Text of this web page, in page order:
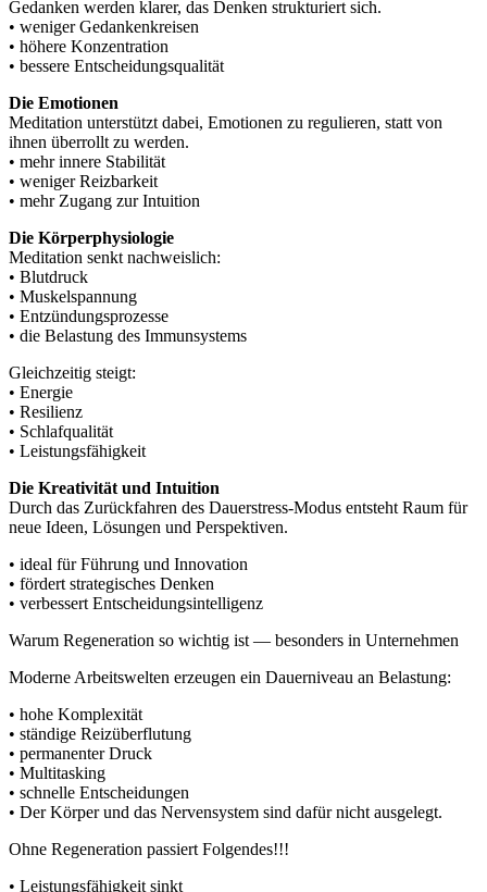
Gedanken werden klarer, das Denken strukturiert sich.
• weniger Gedankenkreisen
• höhere Konzentration
• bessere Entscheidungsqualität
Die Emotionen
Meditation unterstützt dabei, Emotionen zu regulieren, statt von
ihnen überrollt zu werden.
• mehr innere Stabilität
• weniger Reizbarkeit
• mehr Zugang zur Intuition
Die Körperphysiologie
Meditation senkt nachweislich:
• Blutdruck
• Muskelspannung
• Entzündungsprozesse
• die Belastung des Immunsystems
Gleichzeitig steigt:
• Energie
• Resilienz
• Schlafqualität
• Leistungsfähigkeit
Die Kreativität und Intuition
Durch das Zurückfahren des Dauerstress-Modus entsteht Raum für
neue Ideen, Lösungen und Perspektiven.
• ideal für Führung und Innovation
• fördert strategisches Denken
• verbessert Entscheidungsintelligenz
Warum Regeneration so wichtig ist — besonders in Unternehmen
Moderne Arbeitswelten erzeugen ein Dauerniveau an Belastung:
• hohe Komplexität
• ständige Reizüberflutung
• permanenter Druck
• Multitasking
• schnelle Entscheidungen
• Der Körper und das Nervensystem sind dafür nicht ausgelegt.
Ohne Regeneration passiert Folgendes!!!
• Leistungsfähigkeit sinkt